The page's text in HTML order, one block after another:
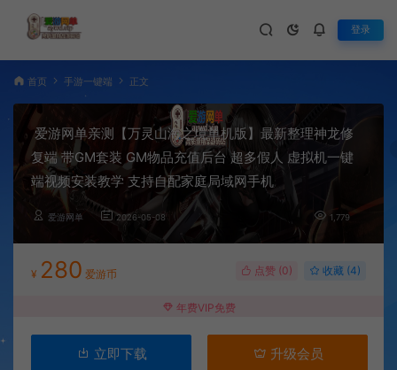
登录
首页 手游一键端 正文
爱游网单亲测【万灵山海之境单机版】最新整理神龙修
复端 带GM套装 GM物品充值后台 超多假人 虚拟机一键
端视频安装教学 支持自配家庭局域网手机
爱游网单 2026-05-08 1,779
¥ 280 爱游币 点赞 (0) 收藏 (4)
年费VIP免费
立即下载 升级会员